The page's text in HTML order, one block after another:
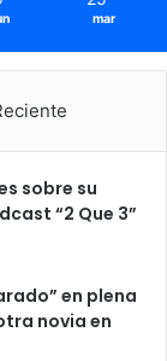
mar
sobre su
“2 Que 3”
en plena
novia en